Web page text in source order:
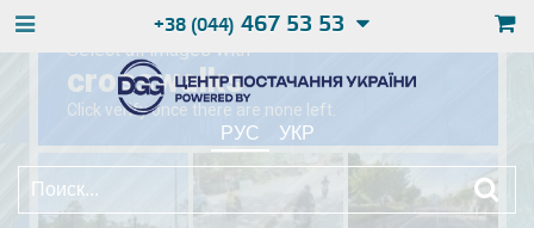
+38 (044) 467 53 53
РУС УКР